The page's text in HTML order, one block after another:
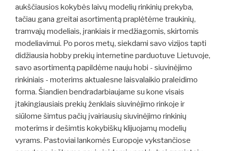
aukščiausios kokybės laivų modelių rinkinių prekyba,
tačiau gana greitai asortimentą praplėtėme traukinių,
tramvajų modeliais, įrankiais ir medžiagomis, skirtomis
modeliavimui. Po poros metų, siekdami savo vizijos tapti
didžiausia hobby prekių internetine parduotuve Lietuvoje,
savo asortimentą papildėme nauju hobi - siuvinėjimo
rinkiniais - moterims aktualesne laisvalaikio praleidimo
forma. Šiandien bendradarbiaujame su kone visais
įtakingiausiais prekių ženklais siuvinėjimo rinkoje ir
siūlome šimtus pačių įvairiausių siuvinėjimo rinkinių
moterims ir dešimtis kokybiškų klijuojamų modelių
vyrams. Pastoviai lankomės Europoje vykstančiose